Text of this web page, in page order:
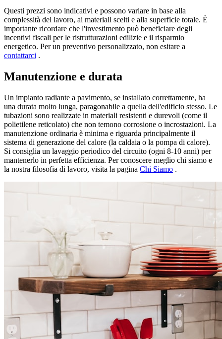
Questi prezzi sono indicativi e possono variare in base alla
complessità del lavoro, ai materiali scelti e alla superficie totale. È
importante ricordare che l'investimento può beneficiare degli
incentivi fiscali per le ristrutturazioni edilizie e il risparmio
energetico. Per un preventivo personalizzato, non esitare a
contattarci .
Manutenzione e durata
Un impianto radiante a pavimento, se installato correttamente, ha
una durata molto lunga, paragonabile a quella dell'edificio stesso. Le
tubazioni sono realizzate in materiali resistenti e durevoli (come il
polietilene reticolato) che non temono corrosione o incrostazioni. La
manutenzione ordinaria è minima e riguarda principalmente il
sistema di generazione del calore (la caldaia o la pompa di calore).
Si consiglia un lavaggio periodico del circuito (ogni 8-10 anni) per
mantenerlo in perfetta efficienza. Per conoscere meglio chi siamo e
la nostra filosofia di lavoro, visita la pagina Chi Siamo .